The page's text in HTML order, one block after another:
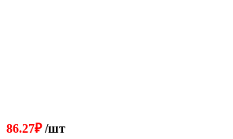
86.27₽/шт